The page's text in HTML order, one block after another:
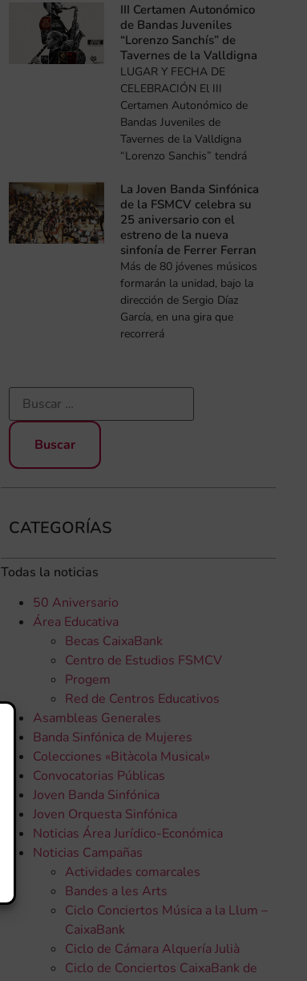
III Certamen Autonómico
de Bandas Juveniles
“Lorenzo Sanchís” de
Tavernes de la Valldigna
LUGAR Y FECHA DE
CELEBRACIÓN El III
Certamen Autonómico de
Bandas Juveniles de
Tavernes de la Valldigna
“Lorenzo Sanchis” tendrá
La Joven Banda Sinfónica
de la FSMCV celebra su
25 aniversario con el
estreno de la nueva
sinfonía de Ferrer Ferran
Más de 80 jóvenes músicos
formarán la unidad, bajo la
dirección de Sergio Díaz
García, en una gira que
recorrerá
CATEGORÍAS
Todas la noticias
50 Aniversario
Área Educativa
Becas CaixaBank
Centro de Estudios FSMCV
Progem
Red de Centros Educativos
Asambleas Generales
Banda Sinfónica de Mujeres
Colecciones «Bitàcola Musical»
Convocatorias Públicas
Joven Banda Sinfónica
Joven Orquesta Sinfónica
Noticias Área Jurídico-Económica
Noticias Campañas
Actividades comarcales
Bandes a les Arts
Ciclo Conciertos Música a la Llum –
CaixaBank
Ciclo de Cámara Alquería Julià
Ciclo de Conciertos CaixaBank de